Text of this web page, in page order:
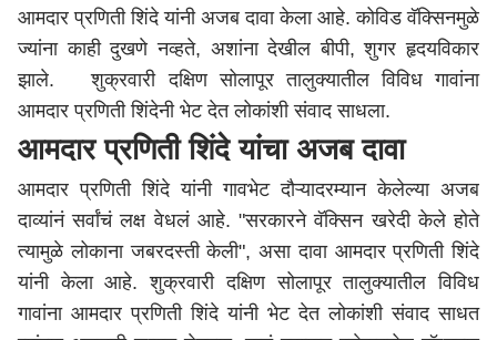
आमदार प्रणिती शिंदे यांनी अजब दावा केला आहे. कोविड वॅक्सिनमुळे
ज्यांना काही दुखणे नव्हते, अशांना देखील बीपी, शुगर हृदयविकार
झाले. शुक्रवारी दक्षिण सोलापूर तालुक्यातील विविध गावांना
आमदार प्रणिती शिंदेनी भेट देत लोकांशी संवाद साधला.
आमदार प्रणिती शिंदे यांचा अजब दावा
आमदार प्रणिती शिंदे यांनी गावभेट दौऱ्यादरम्यान केलेल्या अजब
दाव्यांनं सर्वांचं लक्ष वेधलं आहे. "सरकारने वॅक्सिन खरेदी केले होते
त्यामुळे लोकाना जबरदस्ती केली", असा दावा आमदार प्रणिती शिंदे
यांनी केला आहे. शुक्रवारी दक्षिणसोलापूरतालुक्यातील विविध
गावांना आमदार प्रणिती शिंदे यांनी भेट देत लोकांशी संवाद साधत